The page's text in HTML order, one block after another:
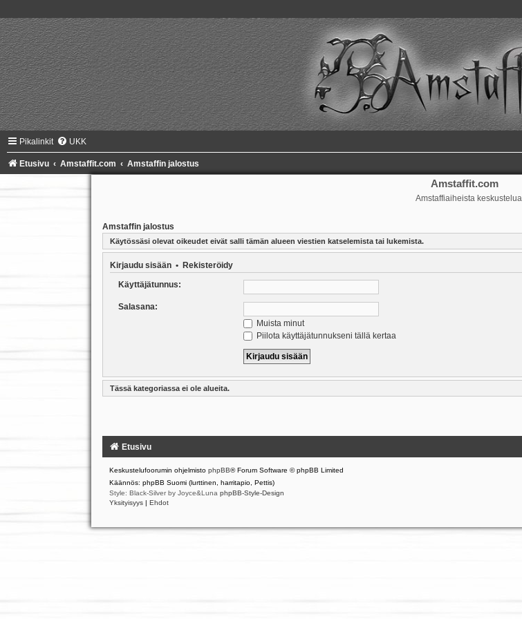
Pikalinkit UKK
Etusivu Amstaffit.com Amstaffin jalostus
Amstaffit.com
Amstaffiaiheista keskustelua
Amstaffin jalostus
Käytössäsi olevat oikeudet eivät salli tämän alueen viestien katselemista tai lukemista.
Kirjaudu sisään• Rekisteröidy
Käyttäjätunnus:
Salasana:
Muista minut
Piilota käyttäjätunnukseni tällä kertaa
Tässä kategoriassa ei ole alueita.
Etusivu
Keskustelufoorumin ohjelmisto phpBB® Forum Software © phpBB Limited
Käännös: phpBB Suomi (lurttinen, harritapio, Pettis)
Style: Black-Silver by Joyce&Luna phpBB-Style-Design
Yksityisyys | Ehdot